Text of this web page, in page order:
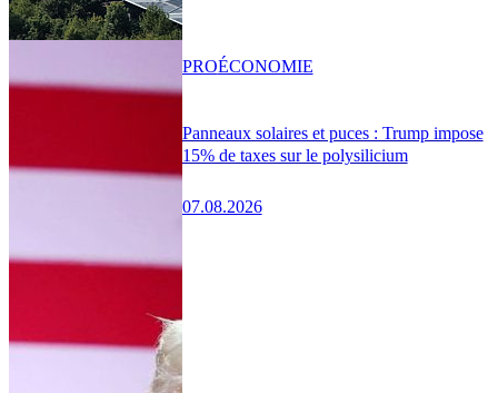
Panneaux solaires et puces : Trump impose
15% de taxes sur le polysilicium
07.08.2026
PROÉCONOMIE